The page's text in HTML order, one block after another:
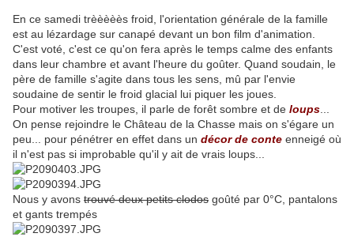
En ce samedi trèèèèès froid, l'orientation générale de la famille
est au lézardage sur canapé devant un bon film d'animation.
C'est voté, c'est ce qu'on fera après le temps calme des enfants
dans leur chambre et avant l'heure du goûter. Quand soudain, le
père de famille s'agite dans tous les sens, mû par l'envie
soudaine de sentir le froid glacial lui piquer les joues.
Pour motiver les troupes, il parle de forêt sombre et de loups
On pense rejoindre le Château de la Chasse mais on s'égare un
peu... pour pénétrer en effet dans un décor de conte enneigé où
il n'est pas si improbable qu'il y ait de vrais loups...
Nous y avons trouvé deux petits clodos goûté par 0°C, pantalons
et gants trempés